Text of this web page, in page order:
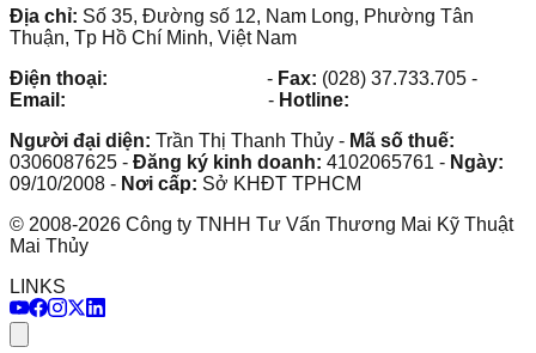
Địa chỉ: Số 35, Đường số 12, Nam Long, Phường Tân
Thuận, Tp Hồ Chí Minh, Việt Nam
Điện thoại:
- Fax: (028) 37.733.705 -
Email:
- Hotline:
Người đại diện: Trần Thị Thanh Thủy - Mã số thuế:
0306087625 - Đăng ký kinh doanh: 4102065761 - Ngày:
09/10/2008 - Nơi cấp: Sở KHĐT TPHCM
© 2008-2026 Công ty TNHH Tư Vấn Thương Mai Kỹ Thuật
Mai Thủy
LINKS